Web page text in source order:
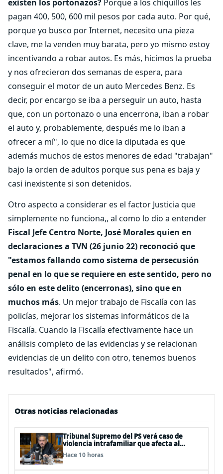
existen los portonazos? Porque a los chiquillos les
pagan 400, 500, 600 mil pesos por cada auto. Por qué,
porque yo busco por Internet, necesito una pieza
clave, me la venden muy barata, pero yo mismo estoy
incentivando a robar autos. Es más, hicimos la prueba
y nos ofrecieron dos semanas de espera, para
conseguir el motor de un auto Mercedes Benz. Es
decir, por encargo se iba a perseguir un auto, hasta
que, con un portonazo o una encerrona, iban a robar
el auto y, probablemente, después me lo iban a
ofrecer a mí", lo que no dice la diputada es que
además muchos de estos menores de edad "trabajan"
bajo la orden de adultos porque sus pena es baja y
casi inexistente si son detenidos.
Otro aspecto a considerar es el factor Justicia que
simplemente no funciona,, al como lo dio a entender
Fiscal Jefe Centro Norte, José Morales quien en
declaraciones a TVN (26 junio 22) reconoció que
"estamos fallando como sistema de persecusión
penal en lo que se requiere en este sentido, pero no
sólo en este delito (encerronas), sino que en
muchos más. Un mejor trabajo de Fiscalía con las
policías, mejorar los sistemas informáticos de la
Fiscalía. Cuando la Fiscalía efectivamente hace un
análisis completo de las evidencias y se relacionan
evidencias de un delito con otro, tenemos buenos
resultados", afirmó.
Otras noticias relacionadas
Tribunal Supremo del PS verá caso de
violencia intrafamiliar que afecta al
senador Fidel Espinoza
Hace 10 horas